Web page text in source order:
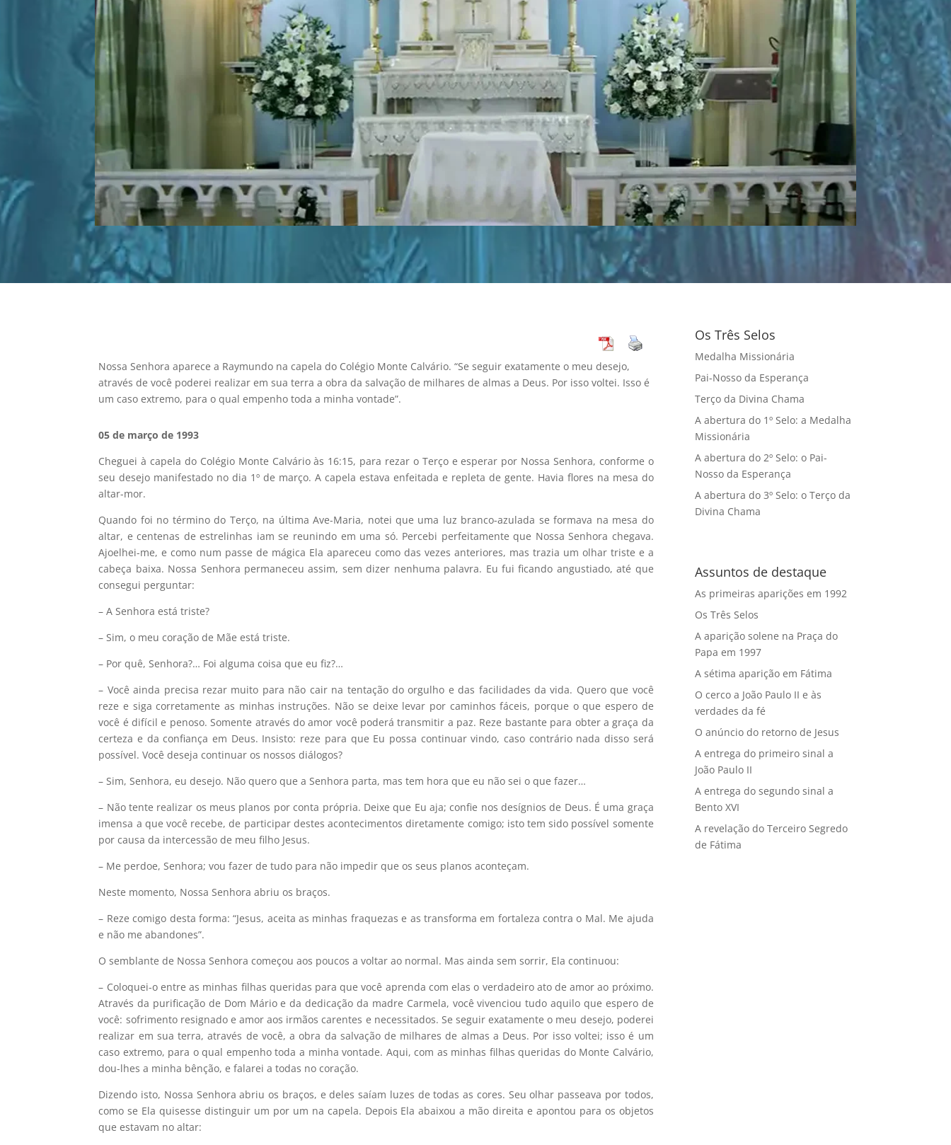
Nossa Senhora aparece a Raymundo na capela do Colégio Monte Calvário. “Se seguir exatamente o meu desejo,
através de você poderei realizar em sua terra a obra da salvação de milhares de almas a Deus. Por isso voltei. Isso é
um caso extremo, para o qual empenho toda a minha vontade”.
05 de março de 1993
Cheguei à capela do Colégio Monte Calvário às 16:15, para rezar o Terço e esperar por Nossa Senhora, conforme o
seu desejo manifestado no dia 1º de março. A capela estava enfeitada e repleta de gente. Havia flores na mesa do
altar-mor.
Quando foi no término do Terço, na última Ave-Maria, notei que uma luz branco-azulada se formava na mesa do
altar, e centenas de estrelinhas iam se reunindo em uma só. Percebi perfeitamente que Nossa Senhora chegava.
Ajoelhei-me, e como num passe de mágica Ela apareceu como das vezes anteriores, mas trazia um olhar triste e a
cabeça baixa. Nossa Senhora permaneceu assim, sem dizer nenhuma palavra. Eu fui ficando angustiado, até que
consegui perguntar:
– A Senhora está triste?
– Sim, o meu coração de Mãe está triste.
– Por quê, Senhora?… Foi alguma coisa que eu fiz?…
– Você ainda precisa rezar muito para não cair na tentação do orgulho e das facilidades da vida. Quero que você
reze e siga corretamente as minhas instruções. Não se deixe levar por caminhos fáceis, porque o que espero de
você é difícil e penoso. Somente através do amor você poderá transmitir a paz. Reze bastante para obter a graça da
certeza e da confiança em Deus. Insisto: reze para que Eu possa continuar vindo, caso contrário nada disso será
possível. Você deseja continuar os nossos diálogos?
– Sim, Senhora, eu desejo. Não quero que a Senhora parta, mas tem hora que eu não sei o que fazer…
– Não tente realizar os meus planos por conta própria. Deixe que Eu aja; confie nos desígnios de Deus. É uma graça
imensa a que você recebe, de participar destes acontecimentos diretamente comigo; isto tem sido possível somente
por causa da intercessão de meu filho Jesus.
– Me perdoe, Senhora; vou fazer de tudo para não impedir que os seus planos aconteçam.
Neste momento, Nossa Senhora abriu os braços.
– Reze comigo desta forma: “Jesus, aceita as minhas fraquezas e as transforma em fortaleza contra o Mal. Me ajuda
e não me abandones”.
O semblante de Nossa Senhora começou aos poucos a voltar ao normal. Mas ainda sem sorrir, Ela continuou:
– Coloquei-o entre as minhas filhas queridas para que você aprenda com elas o verdadeiro ato de amor ao próximo.
Através da purificação de Dom Mário e da dedicação da madre Carmela, você vivenciou tudo aquilo que espero de
você: sofrimento resignado e amor aos irmãos carentes e necessitados. Se seguir exatamente o meu desejo, poderei
realizar em sua terra, através de você, a obra da salvação de milhares de almas a Deus. Por isso voltei; isso é um
caso extremo, para o qual empenho toda a minha vontade. Aqui, com as minhas filhas queridas do Monte Calvário,
dou-lhes a minha bênção, e falarei a todas no coração.
Dizendo isto, Nossa Senhora abriu os braços, e deles saíam luzes de todas as cores. Seu olhar passeava por todos,
como se Ela quisesse distinguir um por um na capela. Depois Ela abaixou a mão direita e apontou para os objetos
que estavam no altar:
Os Três Selos
Medalha Missionária
Pai-Nosso da Esperança
Terço da Divina Chama
A abertura do 1º Selo: a Medalha
Missionária
A abertura do 2º Selo: o Pai-
Nosso da Esperança
A abertura do 3º Selo: o Terço da
Divina Chama
Assuntos de destaque
As primeiras aparições em 1992
Os Três Selos
A aparição solene na Praça do
Papa em 1997
A sétima aparição em Fátima
O cerco a João Paulo II e às
verdades da fé
O anúncio do retorno de Jesus
A entrega do primeiro sinal a
João Paulo II
A entrega do segundo sinal a
Bento XVI
A revelação do Terceiro Segredo
de Fátima